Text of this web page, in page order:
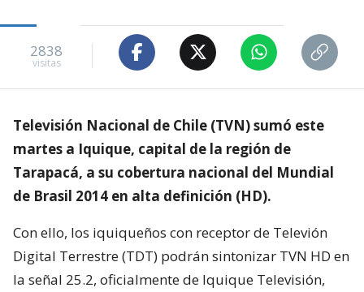
2838
visitas
Televisión Nacional de Chile (TVN) sumó este
martes a Iquique, capital de la región de
Tarapacá, a su cobertura nacional del Mundial
de Brasil 2014 en alta definición (HD).
Con ello, los iquiqueños con receptor de Televión
Digital Terrestre (TDT) podrán sintonizar TVN HD en
la señal 25.2, oficialmente de Iquique Televisión,